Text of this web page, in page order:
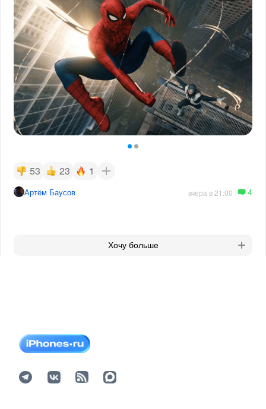
53 23 1
Артём Баусов вчера в 21:00 4
Хочу больше